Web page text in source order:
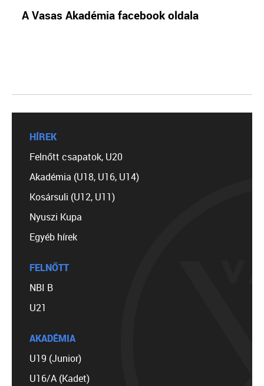
A Vasas Akadémia facebook oldala
HÍREK
Felnőtt csapatok, U20
Akadémia (U18, U16, U14)
Kosársuli (U12, U11)
Nyuszi Kupa
Egyéb hírek
FELNŐTT
NBI B
U21
AKADÉMIA
U19 (Junior)
U16/A (Kadet)